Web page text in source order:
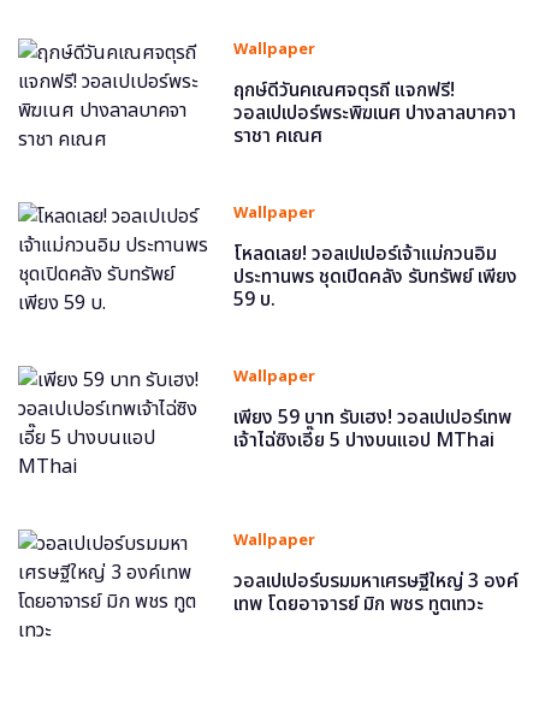
Wallpaper
ฤกษ์ดีวันคเณศจตุรถี แจกฟรี!
วอลเปเปอร์พระพิฆเนศ ปางลาลบาคจา
ราชา คเณศ
Wallpaper
โหลดเลย! วอลเปเปอร์เจ้าแม่กวนอิม
ประทานพร ชุดเปิดคลัง รับทรัพย์ เพียง
59 บ.
Wallpaper
เพียง 59 บาท รับเฮง! วอลเปเปอร์เทพ
เจ้าไฉ่ซิงเอี๊ย 5 ปางบนแอป MThai
Wallpaper
วอลเปเปอร์บรมมหาเศรษฐีใหญ่ 3 องค์
เทพ โดยอาจารย์ มิก พชร ทูตเทวะ